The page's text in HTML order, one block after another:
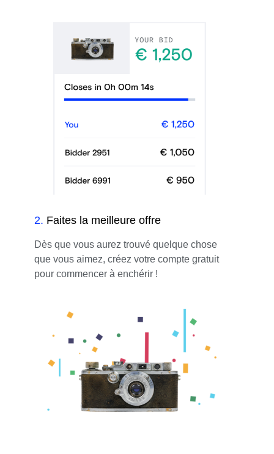
2. Faites la meilleure offre
Dès que vous aurez trouvé quelque chose
que vous aimez, créez votre compte gratuit
pour commencer à enchérir !